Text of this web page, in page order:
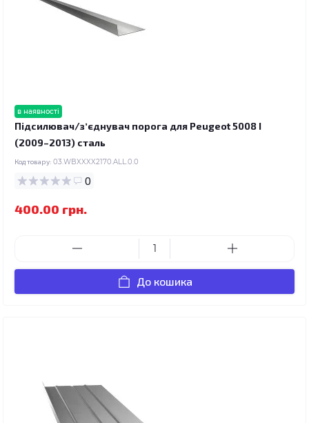
в наявності
Підсилювач/зʼєднувач порога для Peugeot 5008 I
(2009–2013) сталь
Код товару: 03.WBXXXX2170.ALL.0.0
0
400.00 грн.
До кошика